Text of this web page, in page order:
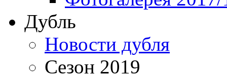
Дубль
Новости дубля
Сезон 2019